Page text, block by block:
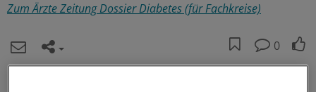
Zum Ärzte Zeitung Dossier Diabetes (für Fachkreise)
0